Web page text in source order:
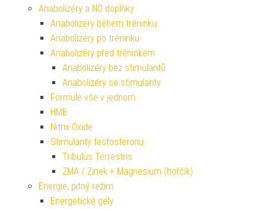
Anabolizéry a NO doplňky
Anabolizéry během tréninku
Anabolizéry po tréninku
Anabolizéry před tréninkem
Anabolizéry bez stimulantů
Anabolizéry se stimulanty
Formule vše v jednom
HMB
Nitrix Oxide
Stimulanty testosteronu
Tribulus Terrestris
ZMA / Zinek + Magnesium (hořčík)
Energie, pitný režim
Energetické gely